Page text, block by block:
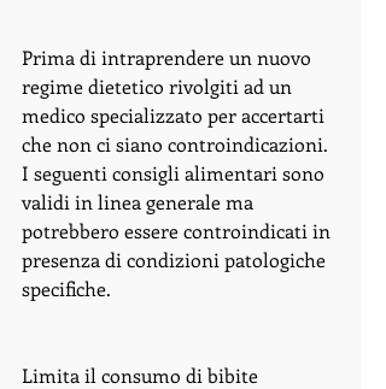
Prima di intraprendere un nuovo
regime dietetico rivolgiti ad un
medico specializzato per accertarti
che non ci siano controindicazioni.
I seguenti consigli alimentari sono
validi in linea generale ma
potrebbero essere controindicati in
presenza di condizioni patologiche
specifiche.
Limita il consumo di bibite